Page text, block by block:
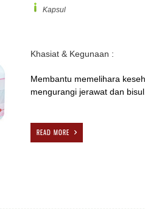
Kapsul
Khasiat & Kegunaan :
Membantu memelihara
mengurangi jerawat dan bisul.
READ MORE